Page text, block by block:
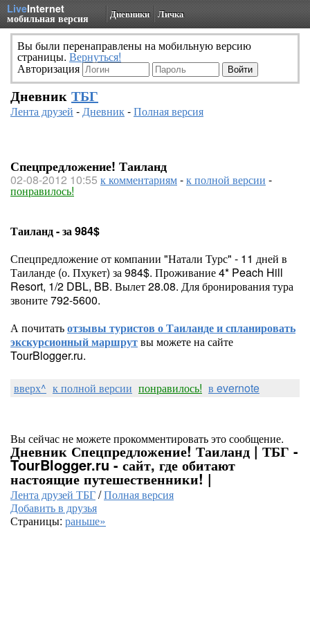
LiveInternet
мобильная версия Дневники Личка
Вы были перенаправлены на мобильную версию
страницы. Вернуться!
Авторизация
Дневник ТБГ
Лента друзей -Дневник-Полная версия
Спецпредложение! Таиланд
02-08-2012 10:55 к комментариям-к полной версии -
понравилось!
Таиланд - за 984$
Спецпредложение от компании "Натали Турс" - 11 дней в
Таиланде (о. Пхукет) за 984$. Проживание 4* Peach Hill
Resort, 1/2 DBL, BB. Вылет 28.08. Для бронирования тура
звоните 792-5600.
А почитатьотзывы туристов о Таиланде и спланировать
экскурсионный маршрутвы можете на сайте
TourBlogger.ru.
вверх^ к полной версии понравилось! в evernote
Вы сейчас не можете прокомментировать это сообщение.
Дневник Спецпредложение! Таиланд | ТБГ -
TourBlogger.ru - сайт, где обитают
настоящие путешественники! |
Лента друзей ТБГ/Полная версия
Добавить в друзья
Страницы: раньше»